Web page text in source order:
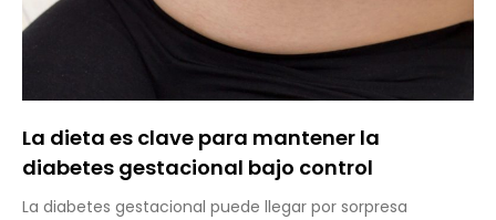
La dieta es clave para mantener la
diabetes gestacional bajo control
La diabetes gestacional puede llegar por sorpresa